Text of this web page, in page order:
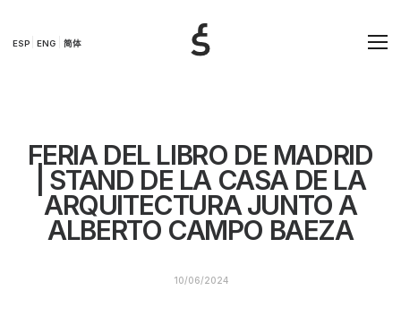
ESP ENG 简体
FERIA DEL LIBRO DE MADRID
| STAND DE LA CASA DE LA
ARQUITECTURA JUNTO A
ALBERTO CAMPO BAEZA
10/06/2024